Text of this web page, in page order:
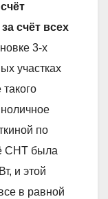
счёт всех
3-х
участках
по
СНТ была
и этой
в равной